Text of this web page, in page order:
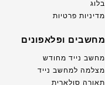
בלוג
מדיניות פרטיות
מחשבים ופלאפונים
מחשב נייד מחודש
מצלמה למחשב נייד
תאורה סולארית